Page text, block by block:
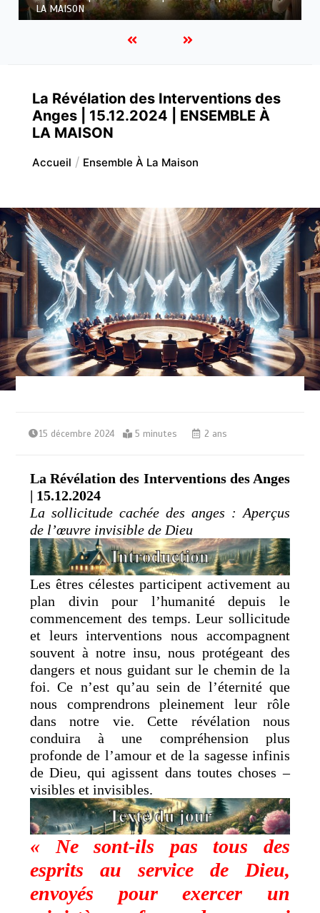
À LA MAISON
La Révélation des Interventions des
Anges | 15.12.2024 | ENSEMBLE À
LA MAISON
Accueil Ensemble À La Maison
15 décembre 2024 5 minutes 2 ans
La Révélation des Interventions des Anges
| 15.12.2024
La sollicitude cachée des anges : Aperçus
de l’œuvre invisible de Dieu
Les êtres célestes participent activement au
plan divin pour l’humanité depuis le
commencement des temps. Leur sollicitude
et leurs interventions nous accompagnent
souvent à notre insu, nous protégeant des
dangers et nous guidant sur le chemin de la
foi. Ce n’est qu’au sein de l’éternité que
nous comprendrons pleinement leur rôle
dans notre vie. Cette révélation nous
conduira à une compréhension plus
profonde de l’amour et de la sagesse infinis
de Dieu, qui agissent dans toutes choses –
visibles et invisibles.
« Ne sont-ils pas tous des
esprits au service de Dieu,
envoyés pour exercer un